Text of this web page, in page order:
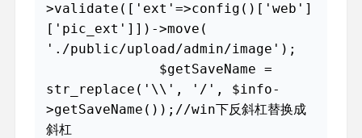
>validate(['ext'=>config()['web']
['pic_ext']])->move(
'./public/upload/admin/image');
str_replace('\\', '/', $info-
>getSaveName());//win下反斜杠替换成
斜杠